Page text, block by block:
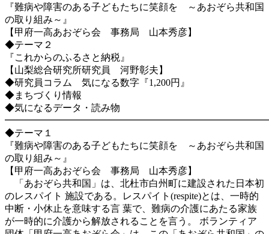
『難病や障害のある子どもたちに笑顔を ～あおぞら共和国
の取り組み～』
【甲府一高あおぞら会 事務局 山本秀彦】
◆テーマ２
『これからのふるさと納税』
【山梨総合研究所研究員 河野彰夫】
◆研究員コラム 気になる数字『1,200円』
◆まちづくり情報
◆気になるデータ・読み物
◆テーマ１
『難病や障害のある子どもたちに笑顔を ～あおぞら共和国
の取り組み～』
【甲府一高あおぞら会 事務局 山本秀彦】
「あおぞら共和国」は、北杜市白州町に建設された日本初
のレスパイト 施設である。レスパイト(respite)とは、一時的
中断・小休止を意味する言 葉で、難病の介護にあたる家族
が一時的に介護から解放されることを言う。 ボランティア